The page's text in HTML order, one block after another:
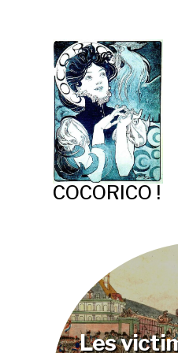
COCORICO !
Les